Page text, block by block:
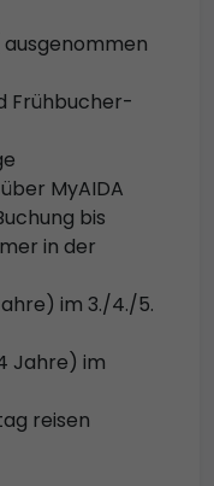
Frühbucher-
MyAIDA
bis
in der
im 3./4./5.
Jahre) im
reisen